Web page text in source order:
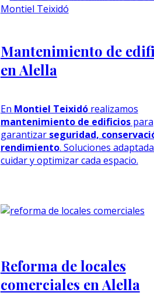
Mantenimiento de
en Alella
En Montiel Teixidórealizamos
mantenimiento de edificiospara
garantizar seguridad,
rendimiento. Soluciones
cuidar y optimizar cada espacio.
Reforma de locales
comerciales en Alella